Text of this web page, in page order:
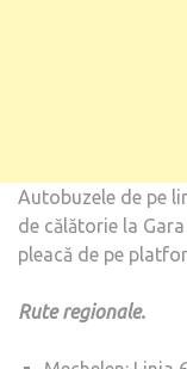
Autobuzele de pe
de călătorie la
pleacă de pe
Rute regionale.